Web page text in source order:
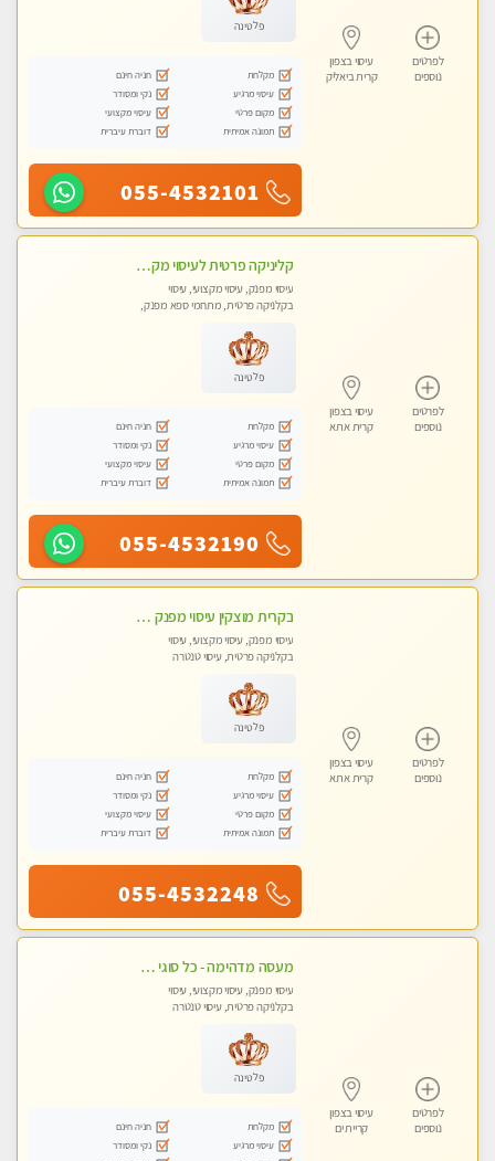
לפרטים
נוספים
עיסוי בצפון
קרית ביאליק
פלטינה
מקלחת
חניה חינם
עיסוי מרגיע
נקי ומסודר
מקום פרטי
עיסוי מקצועי
תמונה אמיתית
דוברת עיברית
055-4532101
לפרטים
נוספים
עיסוי בצפון
קרית אתא
קליניקה פרטית לעיסוי מקצועי ואלטרנטיבי ברמה גבוהה VIP תתקשר ..... highly recommended..new in the city
עיסוי מפנק, עיסוי מקצועי, עיסוי
בקלניקה פרטית, מתחמי ספא מפנק,
טנטרה, עיסוי מגבר לגבר, עיסוי מגבר
לאישה
פלטינה
מקלחת
חניה חינם
עיסוי מרגיע
נקי ומסודר
מקום פרטי
עיסוי מקצועי
תמונה אמיתית
דוברת עיברית
055-4532190
לפרטים
נוספים
עיסוי בצפון
קרית אתא
בקרית מוצקין עיסוי מפנק מרגיע ושקט במקום מדהים עיסוי מושקע מאוד-
עיסוי מפנק, עיסוי מקצועי, עיסוי
בקלניקה פרטית, עיסוי טנטרה
פלטינה
מקלחת
חניה חינם
עיסוי מרגיע
נקי ומסודר
מקום פרטי
עיסוי מקצועי
תמונה אמיתית
דוברת עיברית
055-4532248
לפרטים
נוספים
עיסוי בצפון
קריית ים
מעסה מדהימה - כל סוגי העיסויים מעסה מקצועית ואיכותית פרטי!!!חוויה בלתי נשכחת!
עיסוי מפנק, עיסוי מקצועי, עיסוי
בקלניקה פרטית, עיסוי טנטרה
פלטינה
מקלחת
חניה חינם
עיסוי מרגיע
נקי ומסודר